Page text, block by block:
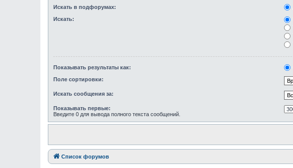
Искать в подфорумах:
Искать:
Показывать результаты как:
Поле сортировки:
Искать сообщения за:
Показывать первые:
Введите 0 для вывода полного текста сообщений.
Список форумов